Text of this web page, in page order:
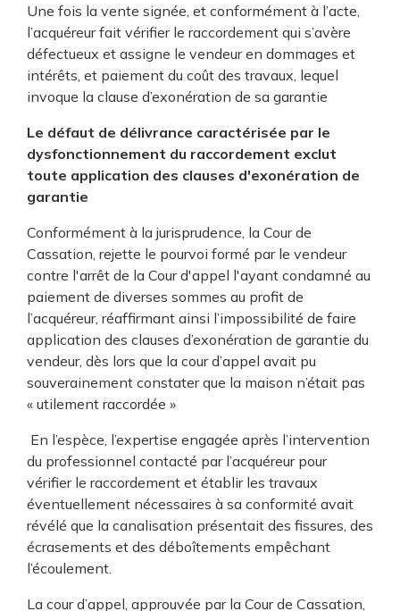
Une fois la vente signée, et conformément à l’acte,
l’acquéreur fait vérifier le raccordement qui s’avère
défectueux et assigne le vendeur en dommages et
intérêts, et paiement du coût des travaux, lequel
invoque la clause d’exonération de sa garantie
Le défaut de délivrance caractérisée par le
dysfonctionnement du raccordement exclut
toute application des clauses d'exonération de
garantie
Conformément à la jurisprudence, la Cour de
Cassation, rejette le pourvoi formé par le vendeur
contre l'arrêt de la Cour d'appel l'ayant condamné au
paiement de diverses sommes au profit de
l’acquéreur, réaffirmant ainsi l’impossibilité de faire
application des clauses d’exonération de garantie du
vendeur, dès lors que la cour d’appel avait pu
souverainement constater que la maison n’était pas
« utilement raccordée »
En l’espèce, l’expertise engagée après l’intervention
du professionnel contacté par l’acquéreur pour
vérifier le raccordement et établir les travaux
éventuellement nécessaires à sa conformité avait
révélé que la canalisation présentait des fissures, des
écrasements et des déboîtements empêchant
l’écoulement.
La cour d’appel, approuvée par la Cour de Cassation,